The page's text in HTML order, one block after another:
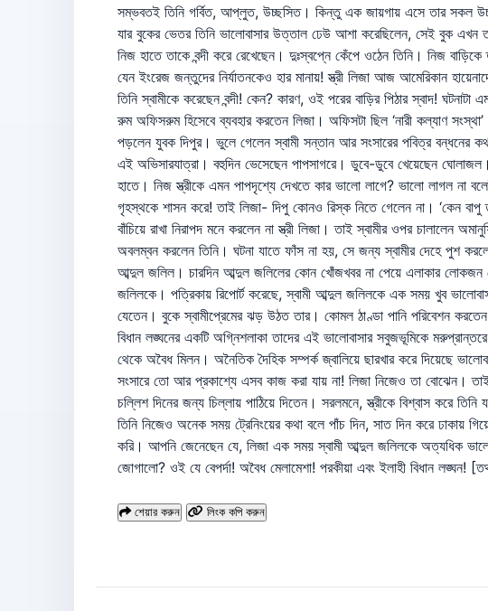
সম্ভবতই তিনি গর্বিত, আপ্লুত, উচ্ছসিত। কিন্তু এক জায়গায় এসে তার সকল
যার বুকের ভেতর তিনি ভালোবাসার উত্তাল ঢেউ আশা করেছিলেন, সেই বুক এখন
নিজ হাতে তাকে বন্দী করে রেখেছেন। দুঃস্বপ্নে কেঁপে ওঠেন তিনি। নিজ
যেন ইংরেজ জন্তুদের নির্যাতনকেও হার মানায়! স্ত্রী লিজা আজ আমেরিকান
তিনি স্বামীকে করেছেন বন্দী! কেন? কারণ, ওই পরের বাড়ির পিঠার স্বাদ!
রুম অফিসরুম হিসেবে ব্যবহার করতেন লিজা। অফিসটা ছিল ‘নারী কল্যাণ
পড়লেন যুবক দিপুর। ভুলে গেলেন স্বামী সন্তান আর সংসারের পবিত্র বন্ধনের
এই অভিসারযাত্রা। বহুদিন ভেসেছেন পাপসাগরে। ডুবে-ডুবে খেয়েছেন
হাতে। নিজ স্ত্রীকে এমন পাপদৃশ্যে দেখতে কার ভালো লাগে? ভালো লাগল না
গৃহস্থকে শাসন করে! তাই লিজা- দিপু কোনও রিস্ক নিতে গেলেন না। ‘কেন বাপু
বাঁচিয়ে রাখা নিরাপদ মনে করলেন না স্ত্রী লিজা। তাই স্বামীর ওপর চালালেন
অবলম্বন করলেন তিনি। ঘটনা যাতে ফাঁস না হয়, সে জন্য স্বামীর দেহে পুশ
আব্দুল জলিল। চারদিন আব্দুল জলিলের কোন খোঁজখবর না পেয়ে এলাকার লোকজন
জলিলকে। পত্রিকায় রিপোর্ট করেছে, স্বামী আব্দুল জলিলকে এক সময় খুব
যেতেন। বুকে স্বামীপ্রেমের ঝড় উঠত তার। কোমল ঠাণ্ডা পানি পরিবেশন
বিধান লঙ্ঘনের একটি অগ্নিশলাকা তাদের এই ভালোবাসার সবুজভূমিকে
থেকে অবৈধ মিলন। অনৈতিক দৈহিক সম্পর্ক জ্বালিয়ে ছারখার করে দিয়েছে
সংসারে তো আর প্রকাশ্যে এসব কাজ করা যায় না! লিজা নিজেও তা বোঝেন।
চল্লিশ দিনের জন্য চিল্লায় পাঠিয়ে দিতেন। সরলমনে, স্ত্রীকে বিশ্বাস করে
তিনি নিজেও অনেক সময় ট্রেনিংয়ের কথা বলে পাঁচ দিন, সাত দিন করে
করি। আপনি জেনেছেন যে, লিজা এক সময় স্বামী আব্দুল জলিলকে অত্যধিক
জোগালো? ওই যে বেপর্দা! অবৈধ মেলামেশা! পরকীয়া এবং ইলাহী বিধান
শেয়ার করুন লিংক কপি করুন